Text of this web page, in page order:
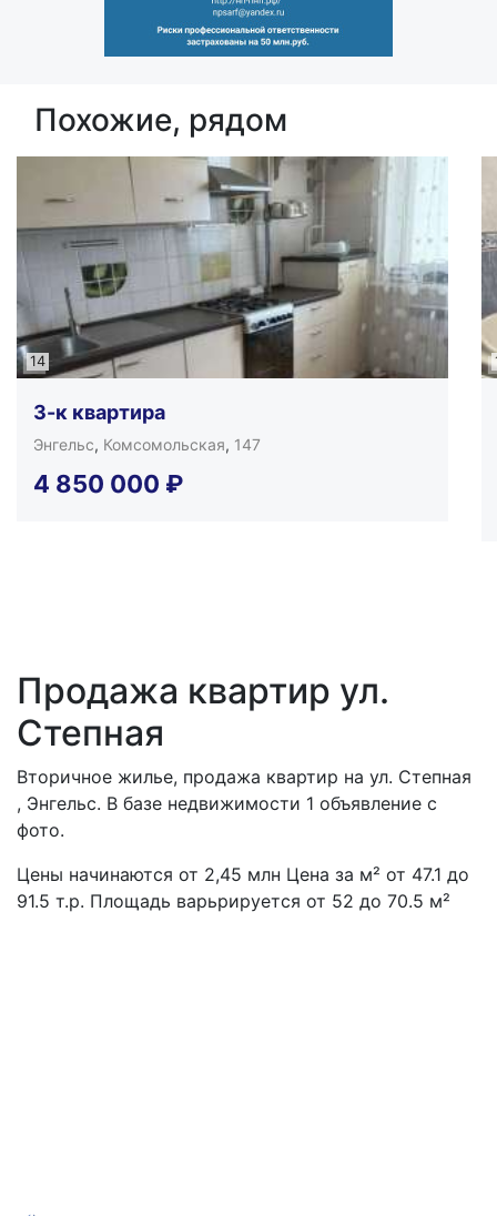
Похожие, рядом
14
3-к квартира
Энгельс, Комсомольская, 147
4 850 000 ₽
Продажа квартир ул.
Степная
Вторичное жилье, продажа квартир на ул. Степная
, Энгельс. В базе недвижимости 1 объявление с
фото.
Цены начинаются от 2,45 млн Цена за м² от 47.1 до
91.5 т.р. Площадь варьрируется от 52 до 70.5 м²